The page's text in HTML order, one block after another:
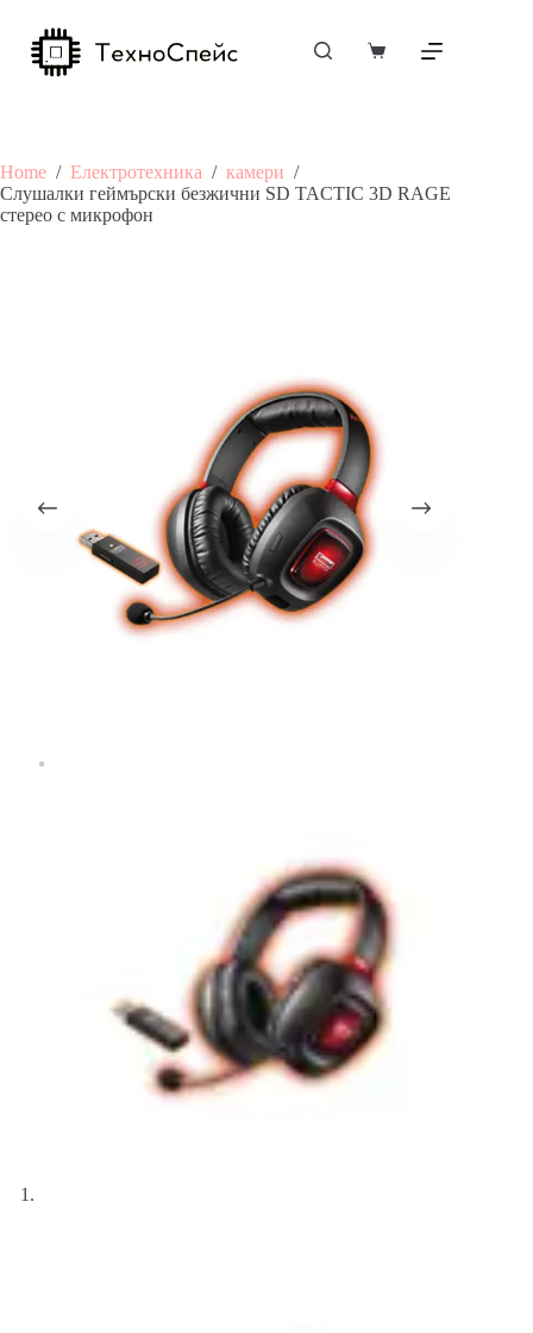
content
Shopping
Home / Електротехника / камери /
Слушалки геймърски безжични SD TACTIC 3D RAGE
стерео с микрофон